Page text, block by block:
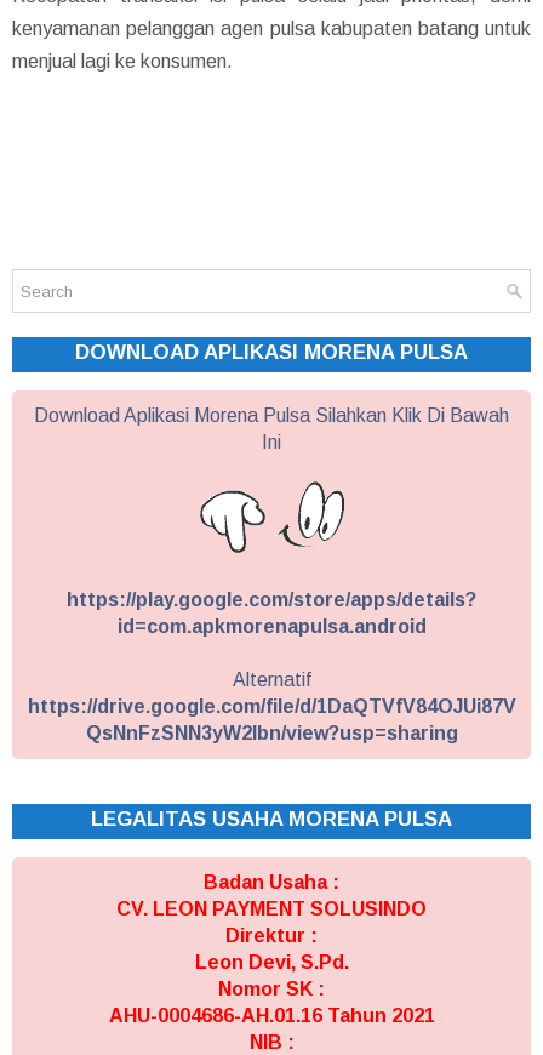
kenyamanan pelanggan agen pulsa kabupaten batang untuk
menjual lagi ke konsumen.
DOWNLOAD APLIKASI MORENA PULSA
Download Aplikasi Morena Pulsa Silahkan Klik Di Bawah
Ini
https://play.google.com/store/apps/details?
id=com.apkmorenapulsa.android
Alternatif
https://drive.google.com/file/d/1DaQTVfV84OJUi87V
QsNnFzSNN3yW2Ibn/view?usp=sharing
LEGALITAS USAHA MORENA PULSA
Badan Usaha :
CV. LEON PAYMENT SOLUSINDO
Direktur :
Leon Devi, S.Pd.
Nomor SK :
AHU-0004686-AH.01.16 Tahun 2021
NIB :